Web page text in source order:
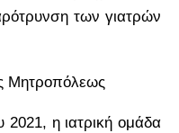
των γιατρών
Μητροπόλεως
η ιατρική ομάδα